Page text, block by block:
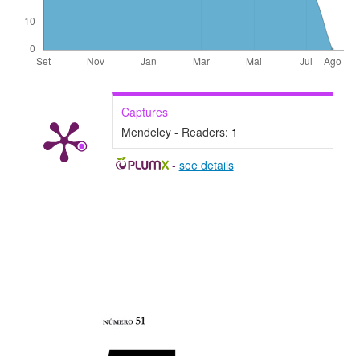
Captures
Mendeley - Readers: 1
- see details